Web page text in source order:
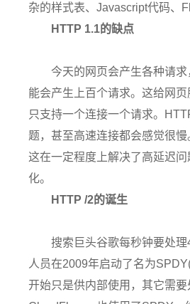
杂的样式表、Javascript代码、
HTTP 1.1的缺点
今天的网页会产生各种请
能会产生上百个请求。这给网
只支持一个连接一个请求。
题，甚至高速连接都会感觉很
这在一定程度上解决了高延迟
化。
HTTP /2的诞生
搜索巨头谷歌每秒钟要处
人员在2009年启动了名为
开始只是供内部使用，其它需